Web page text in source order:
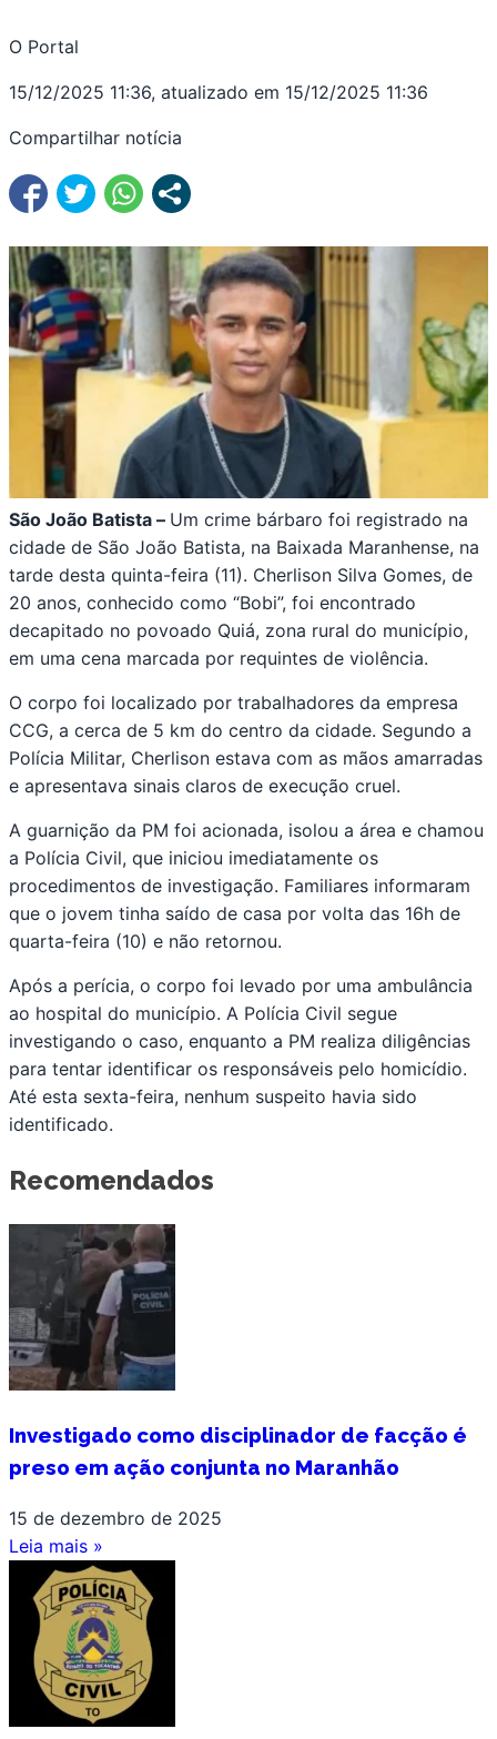
O Portal
15/12/2025 11:36, atualizado em 15/12/2025 11:36
Compartilhar notícia
São João Batista – Um crime bárbaro foi registrado na
cidade de São João Batista, na Baixada Maranhense, na
tarde desta quinta-feira (11). Cherlison Silva Gomes, de
20 anos, conhecido como “Bobi”, foi encontrado
decapitado no povoado Quiá, zona rural do município,
em uma cena marcada por requintes de violência.
O corpo foi localizado por trabalhadores da empresa
CCG, a cerca de 5 km do centro da cidade. Segundo a
Polícia Militar, Cherlison estava com as mãos amarradas
e apresentava sinais claros de execução cruel.
A guarnição da PM foi acionada, isolou a área e chamou
a Polícia Civil, que iniciou imediatamente os
procedimentos de investigação. Familiares informaram
que o jovem tinha saído de casa por volta das 16h de
quarta-feira (10) e não retornou.
Após a perícia, o corpo foi levado por uma ambulância
ao hospital do município. A Polícia Civil segue
investigando o caso, enquanto a PM realiza diligências
para tentar identificar os responsáveis pelo homicídio.
Até esta sexta-feira, nenhum suspeito havia sido
identificado.
Recomendados
Investigado como disciplinador de facção é
preso em ação conjunta no Maranhão
15 de dezembro de 2025
Leia mais »